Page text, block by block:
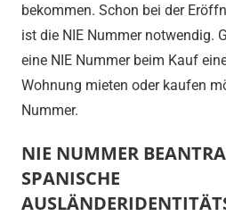
bekommen. Schon bei der
ist die NIE Nummer notwendig.
eine NIE Nummer beim Kauf
Wohnung mieten oder kaufen
Nummer.
NIE NUMMER
SPANISCHE